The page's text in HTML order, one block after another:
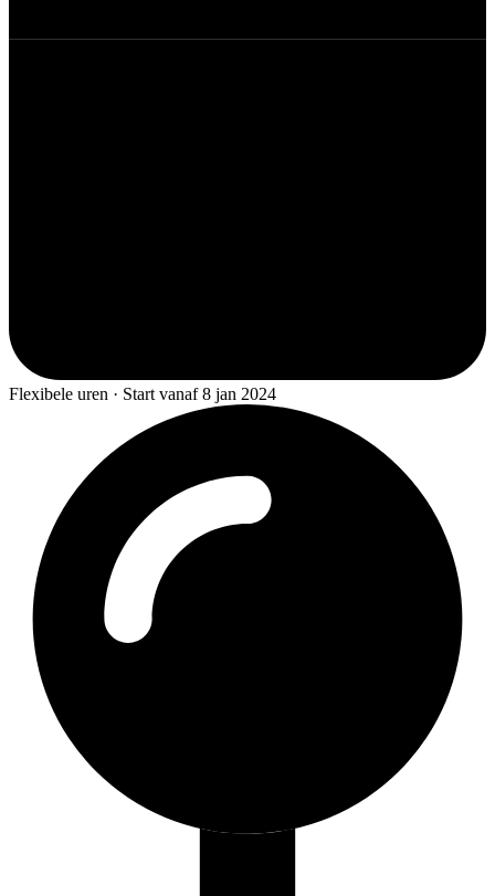
Flexibele uren · Start vanaf 8 jan 2024